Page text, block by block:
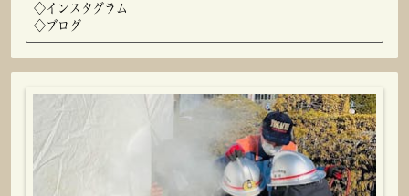
◇インスタグラム
◇ブログ